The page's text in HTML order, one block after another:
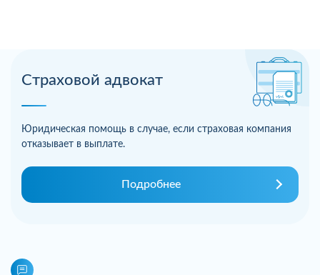
Страховой адвокат
Юридическая помощь в случае, если страховая компания
отказывает в выплате.
Подробнее